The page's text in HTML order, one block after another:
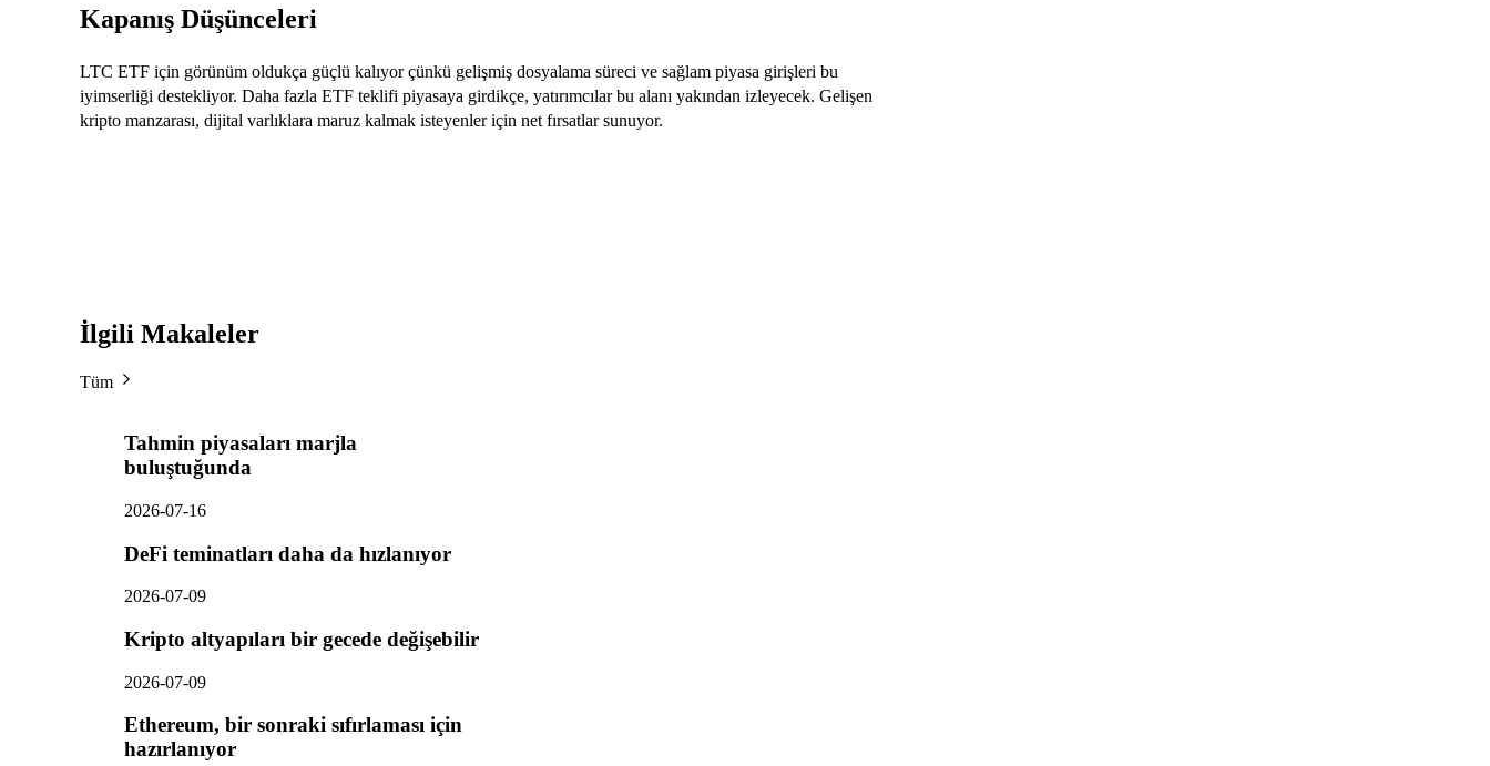
Kapanış Düşünceleri
LTC ETF için görünüm oldukça güçlü kalıyor çünkü gelişmiş dosyalama süreci ve sağlam piyasa girişleri bu
iyimserliği destekliyor. Daha fazla ETF teklifi piyasaya girdikçe, yatırımcılar bu alanı yakından izleyecek. Gelişen
kripto manzarası, dijital varlıklara maruz kalmak isteyenler için net fırsatlar sunuyor.
İlgili Makaleler
Tüm
Tahmin piyasaları marjla
buluştuğunda
2026-07-16
DeFi teminatları daha da hızlanıyor
2026-07-09
Kripto altyapıları bir gecede değişebilir
2026-07-09
Ethereum, bir sonraki sıfırlaması için
hazırlanıyor